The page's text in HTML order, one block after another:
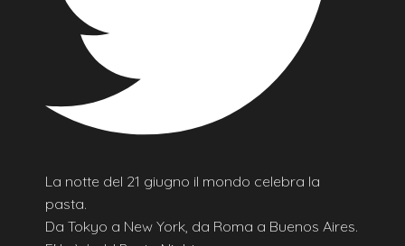
La notte del 21 giugno il mondo celebra la
pasta.
Da Tokyo a New York, da Roma a Buenos Aires.